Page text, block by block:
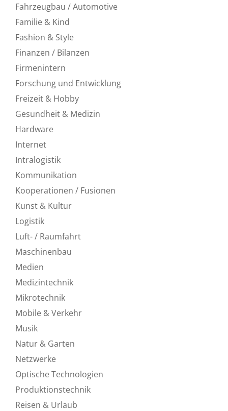
Fahrzeugbau / Automotive
Familie & Kind
Fashion & Style
Finanzen / Bilanzen
Firmenintern
Forschung und Entwicklung
Freizeit & Hobby
Gesundheit & Medizin
Hardware
Internet
Intralogistik
Kommunikation
Kooperationen / Fusionen
Kunst & Kultur
Logistik
Luft- / Raumfahrt
Maschinenbau
Medien
Medizintechnik
Mikrotechnik
Mobile & Verkehr
Musik
Natur & Garten
Netzwerke
Optische Technologien
Produktionstechnik
Reisen & Urlaub